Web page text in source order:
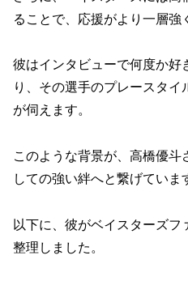
ることで、応援がより一層強
彼はインタビューで何度か好
り、その選手のプレースタイ
が伺えます。
このような背景が、高橋優斗
しての強い絆へと繋げていま
以下に、彼がベイスターズ
整理しました。